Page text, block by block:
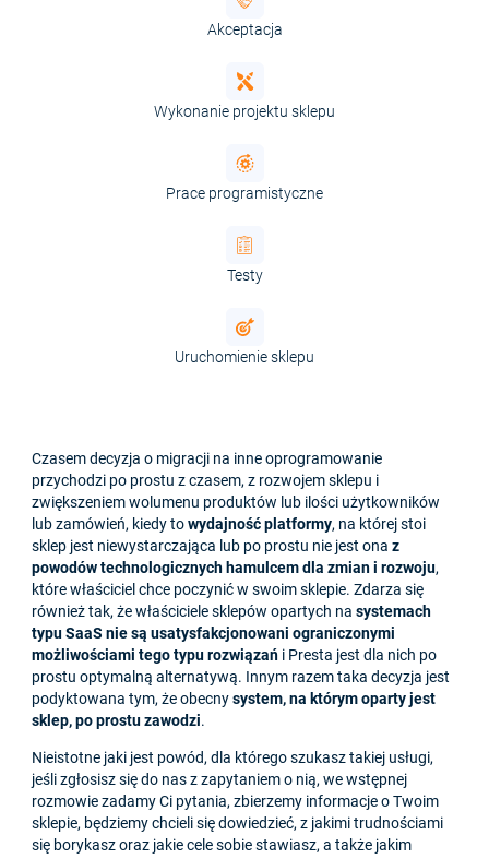
Akceptacja
Wykonanie projektu sklepu
Prace programistyczne
Testy
Uruchomienie sklepu
Czasem decyzja o migracji na inne oprogramowanie
przychodzi po prostu z czasem, z rozwojem sklepu i
zwiększeniem wolumenu produktów lub ilości użytkowników
lub zamówień, kiedy towydajność platformy, na której stoi
sklep jest niewystarczająca lub po prostu nie jest ona z
powodów technologicznych hamulcem dla zmian i rozwoju,
które właściciel chce poczynić w swoim sklepie. Zdarza się
również tak, że właściciele sklepów opartych na systemach
typu SaaS nie są usatysfakcjonowani ograniczonymi
możliwościami tego typu rozwiązań i Presta jest dla nich po
prostu optymalną alternatywą. Innym razem taka decyzja jest
podyktowana tym, że obecnysystem, na którym oparty jest
sklep, po prostu zawodzi.
Nieistotne jaki jest powód, dla którego szukasz takiej usługi,
jeśli zgłosisz się do nas z zapytaniem o nią, we wstępnej
rozmowie zadamy Ci pytania, zbierzemy informacje o Twoim
sklepie, będziemy chcieli się dowiedzieć, z jakimi trudnościami
się borykasz oraz jakie cele sobie stawiasz, a także jakim